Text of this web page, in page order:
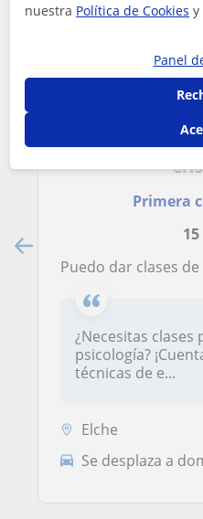
Primera
15
Puedo dar clases de psicología. También técnicas de
¿Necesitas clases
psicología?
técnicas de e...
Elche
Se desplaza a
nuestra Política de Cookies y
Panel